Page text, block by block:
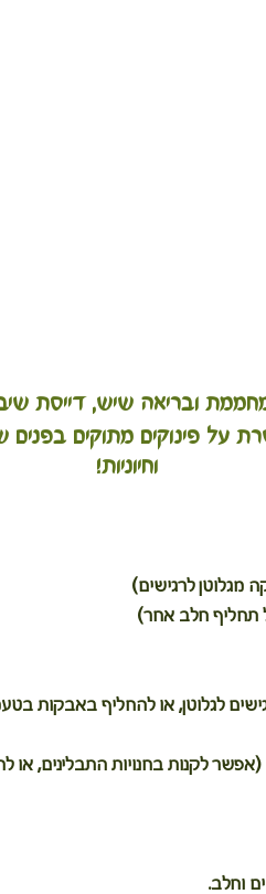
ובריאה שיש, דייסת
על פינוקים מתוקים בפנים
וחיוניות!
(אפשר לקנות בחנויות התבלינים, או
וחלב.